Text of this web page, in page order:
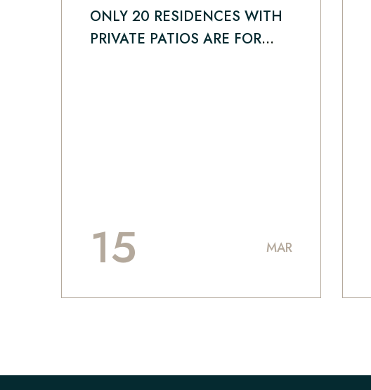
ONLY 20 RESIDENCES WITH
PRIVATE PATIOS ARE FOR
15 MAR